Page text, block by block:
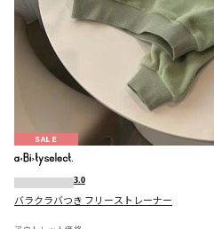
SALE
3.0
バラクラバつき フリーストレーナー